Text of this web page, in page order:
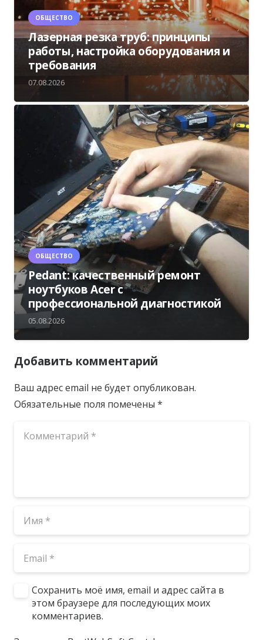
ОБЩЕСТВО
Лазерная резка труб: принципы
работы, настройка оборудования и
требования
07.08.2026
ОБЩЕСТВО
Pedant: качественный ремонт
ноутбуков Acer с
профессиональной диагностикой
05.08.2026
Добавить комментарий
Ваш адрес email не будет опубликован.
Обязательные поля помечены *
Сохранить моё имя, email и адрес сайта в
этом браузере для последующих моих
комментариев.